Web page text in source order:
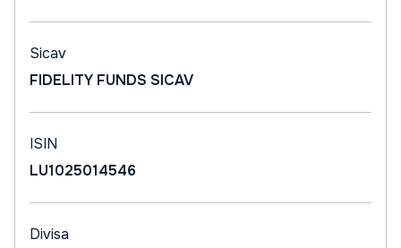
Sicav
FIDELITY FUNDS SICAV
ISIN
LU1025014546
Divisa